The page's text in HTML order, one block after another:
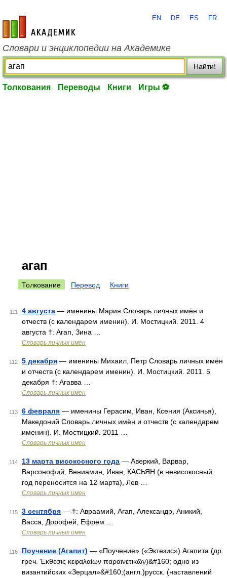
academic.ru
EN DE ES FR
Словари и энциклопедии на Академике
Найти!
Толкования Переводы Книги Игры ⚽
агап
Толкование Перевод Книги
111 4 августа — именины Мария Словарь личных имён и
отчеств (с календарем именин). И. Мостицкий. 2011. 4
августа †: Агап, Зина …
Словарь личных имен
112 5 декабря — именины Михаил, Петр Словарь личных имён
и отчеств (с календарем именин). И. Мостицкий. 2011. 5
декабря †: Агавва …
Словарь личных имен
113 6 февраля — именины Герасим, Иван, Ксения (Аксинья),
Македоний Словарь личных имён и отчеств (с календарем
именин). И. Мостицкий. 2011 …
Словарь личных имен
114 13 марта високосного года — Аверкий, Варвар,
Варсонофий, Вениамин, Иван, КАСЬЯН (в невисокосный
год переносится на 12 марта), Лев …
Словарь личных имен
115 3 сентября — †: Авраамий, Агап, Александр, Аникий,
Васса, Дорофей, Ефрем …
Словарь личных имен
116 Поучение (Агапит) — «Поучение» («Эктезис») Агапита (др.
греч. Έκθεσις κεφαλαίων παραινετικῶν)&#160; одно из
византийских «Зерцал»&#160;(англ.)русск. (наставлений